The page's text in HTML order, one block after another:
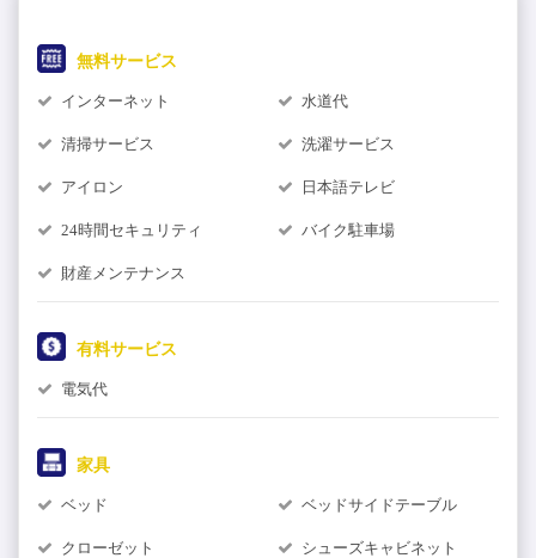
無料サービス
インターネット 水道代
清掃サービス 洗濯サービス
アイロン 日本語テレビ
24時間セキュリティ バイク駐車場
財産メンテナンス
有料サービス
電気代
家具
ベッド ベッドサイドテーブル
クローゼット シューズキャビネット